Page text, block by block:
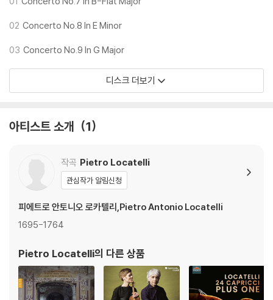
02 Concerto No.8 In E Minor
03 Concerto No.9 In G Major
디스크 더보기
아티스트 소개 1
작곡 Pietro Locatelli
관심작가 알림신청
피에트로 안토니오 로카텔리,Pietro Antonio Locatelli
1695-1764
Pietro Locatelli의 다른 상품